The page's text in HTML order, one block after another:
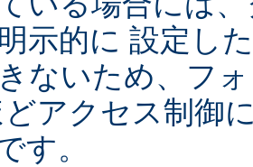
示的に 設定し
ないため、フ
どアクセス制御
す。